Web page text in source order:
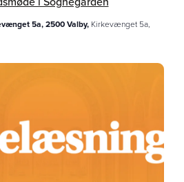
5a, 2500 Valby, Kirkevænget 5a,